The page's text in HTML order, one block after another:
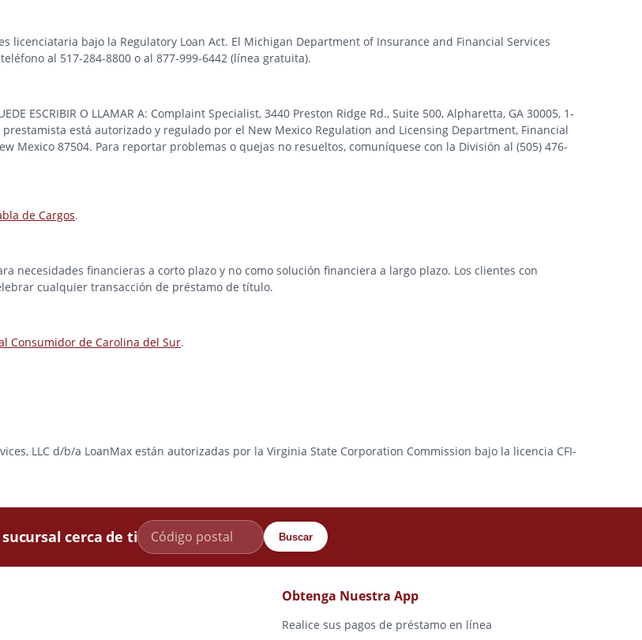
licenciataria bajo la Regulatory Loan Act. El Michigan Department of Insurance and Financial Services
al 517-284-8800 o al 877-999-6442 (línea gratuita).
ESCRIBIR O LLAMAR A: Complaint Specialist, 3440 Preston Ridge Rd., Suite 500, Alpharetta, GA 30005, 1-
está autorizado y regulado por el New Mexico Regulation and Licensing Department, Financial
Mexico 87504. Para reportar problemas o quejas no resueltos, comuníquese con la División al (505) 476-
de Cargos.
necesidades financieras a corto plazo y no como solución financiera a largo plazo. Los clientes con
cualquier transacción de préstamo de título.
Consumidor de Carolina del Sur.
LLC d/b/a LoanMax están autorizadas por la Virginia State Corporation Commission bajo la licencia CFI-
cerca de ti Buscar
Obtenga Nuestra App
Realice sus pagos de préstamo en línea